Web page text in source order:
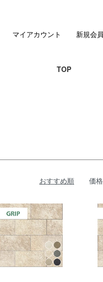
TOP
マイアカウント 新規会
おすすめ順 価